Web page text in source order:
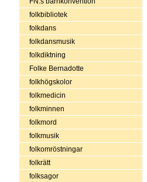
folkbibliotek
folkdans
folkdansmusik
folkdiktning
Folke Bernadotte
folkhögskolor
folkmedicin
folkminnen
folkmord
folkmusik
folkomröstningar
folkrätt
folksagor